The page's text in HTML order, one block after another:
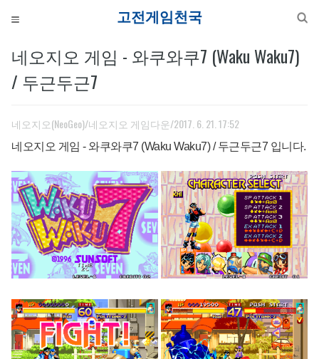
네오지오 게임 - 와쿠와쿠7 (Waku Waku7)
/ 두근두근7
네오지오(NeoGeo)/네오지오 게임다운/2017. 6. 21. 17:52
네오지오 게임 - 와쿠와쿠7 (Waku Waku7) / 두근두근7 입니다.